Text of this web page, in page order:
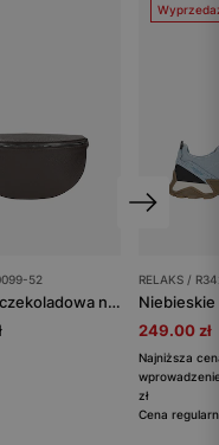
52
Brązowa czekoladowa nerka damska ze skóry licowej
RELAKS /
249.00 zł
Najniższa
zł
Cena